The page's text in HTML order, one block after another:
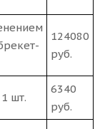
124080
руб.
шт.
6340
руб.